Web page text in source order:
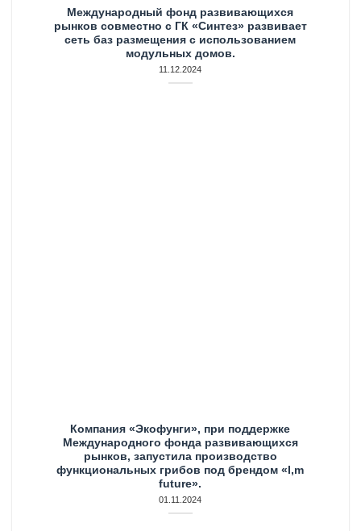
Международный фонд развивающихся
рынков совместно с ГК «Синтез» развивает
сеть баз размещения с использованием
модульных домов.
11.12.2024
Компания «Экофунги», при поддержке
Международного фонда развивающихся
рынков, запустила производство
функциональных грибов под брендом «I,m
future».
01.11.2024